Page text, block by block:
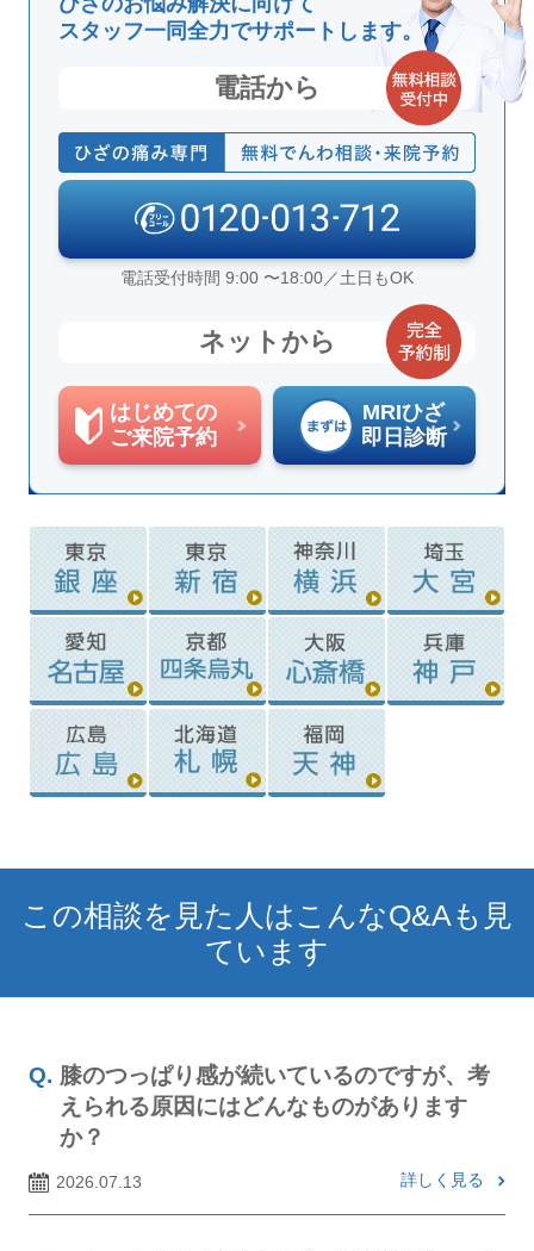
スタッフ一同全力でサポートします。
電話から
電話受付時間 9:00 〜18:00／土日もOK
ネットから
はじめての
ご来院予約
MRIひざ
即日診断
この相談を見た人はこんなQ&Aも見
ています
膝のつっぱり感が続いているのですが、考
えられる原因にはどんなものがあります
か？
2026.07.13 詳しく見る